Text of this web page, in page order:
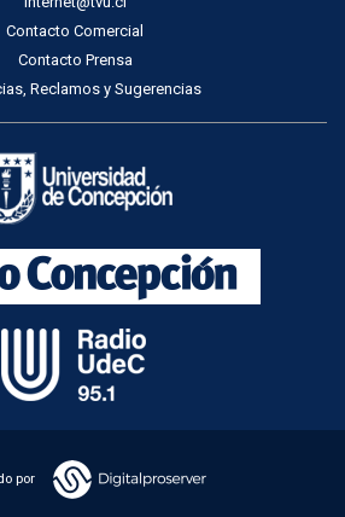
Contacto Comercial
Contacto Prensa
Reclamos y Sugerencias
por